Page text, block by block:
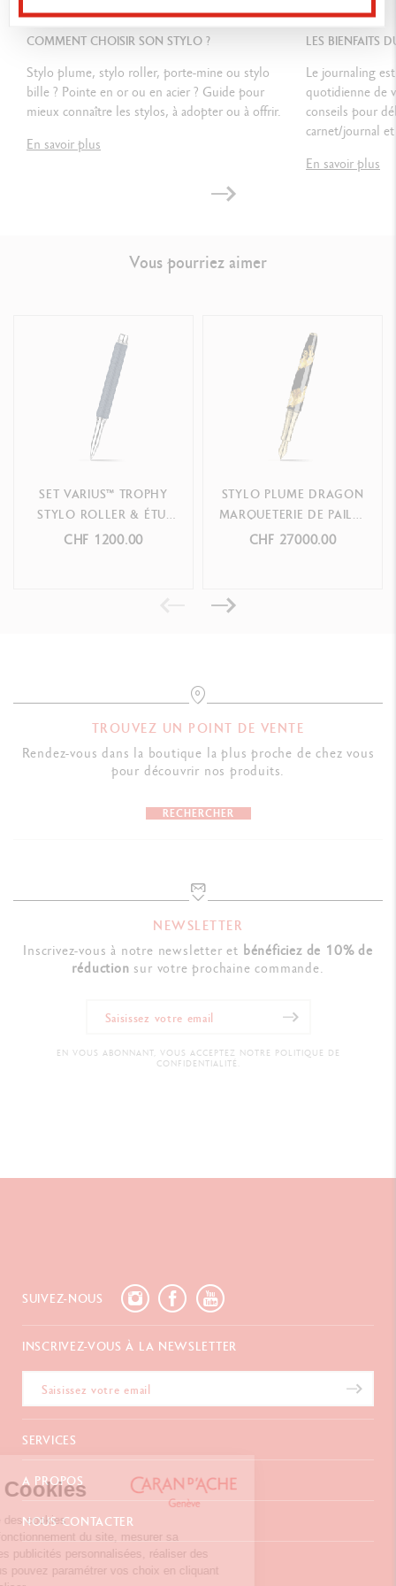
Gestion des Cookies
Notre site internet utilise des cookies
permettant d’assurer le fonctionnement du site, mesurer sa
fréquentation, afficher des publicités personnalisées, réaliser des
campagnes ciblées. Vous pouvez paramétrer vos choix en cliquant
Livré avec garantie - mode d'emploi
NORMES LÉGALES
Swiss Made
COMMENT CHOISIR SON STYLO ?
Stylo plume, stylo roller, porte-mine ou stylo
bille ? Pointe en or ou en acier ? Guide pour
mieux connaître les stylos, à adopter ou à offrir.
En savoir plus
LES BIENFAITS
Le journaling
quotidienne de
conseils pour
carnet/journal
En savoir plus
Vous pourriez aimer
SET VARIUS™ TROPHY
STYLO ROLLER & ÉTUI
EN CUIR (ÉDITION
CHF 1200.00
STYLO PLUME DRAGON
MARQUETERIE DE PAILLE
ÉDITION LIMITÉE
CHF 27000.00
TROUVEZ UN POINT DE VENTE
Rendez-vous dans la boutique la plus proche de chez vous
pour découvrir nos produits.
RECHERCHER
NEWSLETTER
Inscrivez-vous à notre newsletter et bénéficiez de 10% de
réduction sur votre prochaine commande.
EN VOUS ABONNANT, VOUS ACCEPTEZ NOTRE POLITIQUE DE
CONFIDENTIALITÉ.
SUIVEZ-NOUS
INSCRIVEZ-VOUS À LA NEWSLETTER
SERVICES
E-Carte Cadeau
Paiements
Retours
Emballages Cadeaux
Cadeaux d'affaires
A PROPOS
FAQ
La Maison
Points de vente
Inspiration
NOUS CONTACTER
Chemin du Foron 19
Po Box 332